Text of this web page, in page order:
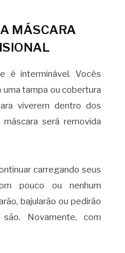
MÁSCARA
é interminável. Vocês
tampa ou cobertura
viverem dentro dos
será removida
carregando seus
pouco ou nenhum
bajularão ou pedirão
Novamente, com